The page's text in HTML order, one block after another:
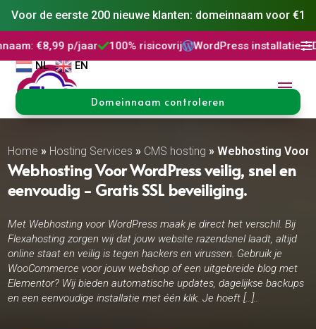
Voor de eerste 200 nieuwe klanten: domeinnaam voor €1
100% risicovrijWordPress installatieDNS Beheer
NL
EN
Domeinnaam controleren
Home » Hosting Services » CMS hosting »Webhosting Voor
Webhosting Voor WordPress veilig, snel en
eenvoudig - Gratis SSL beveiliging.
Met Webhosting voor WordPress maak je direct het verschil. Bij
Flexahosting zorgen wij dat jouw website razendsnel laadt, altijd
online staat en veilig is tegen hackers en virussen. Gebruik je
WooCommerce voor jouw webshop of een uitgebreide blog met
Elementor? Wij bieden automatische updates, dagelijkse backups
en een eenvoudige installatie met één klik. Je hoeft […]..